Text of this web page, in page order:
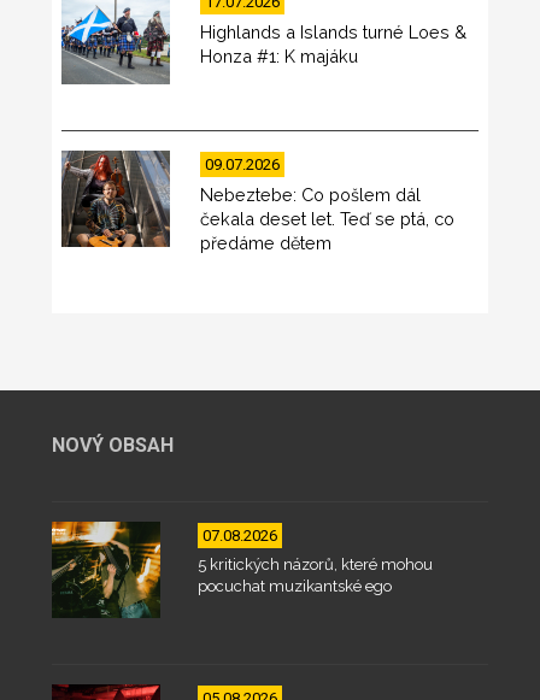
Highlands a Islands turné Loes &
Honza #1: K majáku
09.07.2026
Nebeztebe: Co pošlem dál
čekala deset let. Teď se ptá, co
předáme dětem
NOVÝ OBSAH
07.08.2026
5 kritických názorů, které mohou
pocuchat muzikantské ego